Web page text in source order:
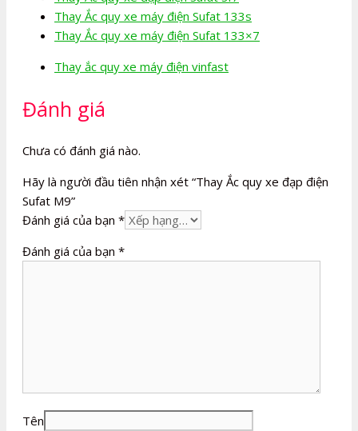
Thay Ắc quy xe máy điện Sufat 133s
Thay Ắc quy xe máy điện Sufat 133×7
Thay ắc quy xe máy điện vinfast
Đánh giá
Chưa có đánh giá nào.
Hãy là người đầu tiên nhận xét “Thay Ắc quy xe đạp điện
Sufat M9”
Đánh giá của bạn *
Đánh giá của bạn *
Tên